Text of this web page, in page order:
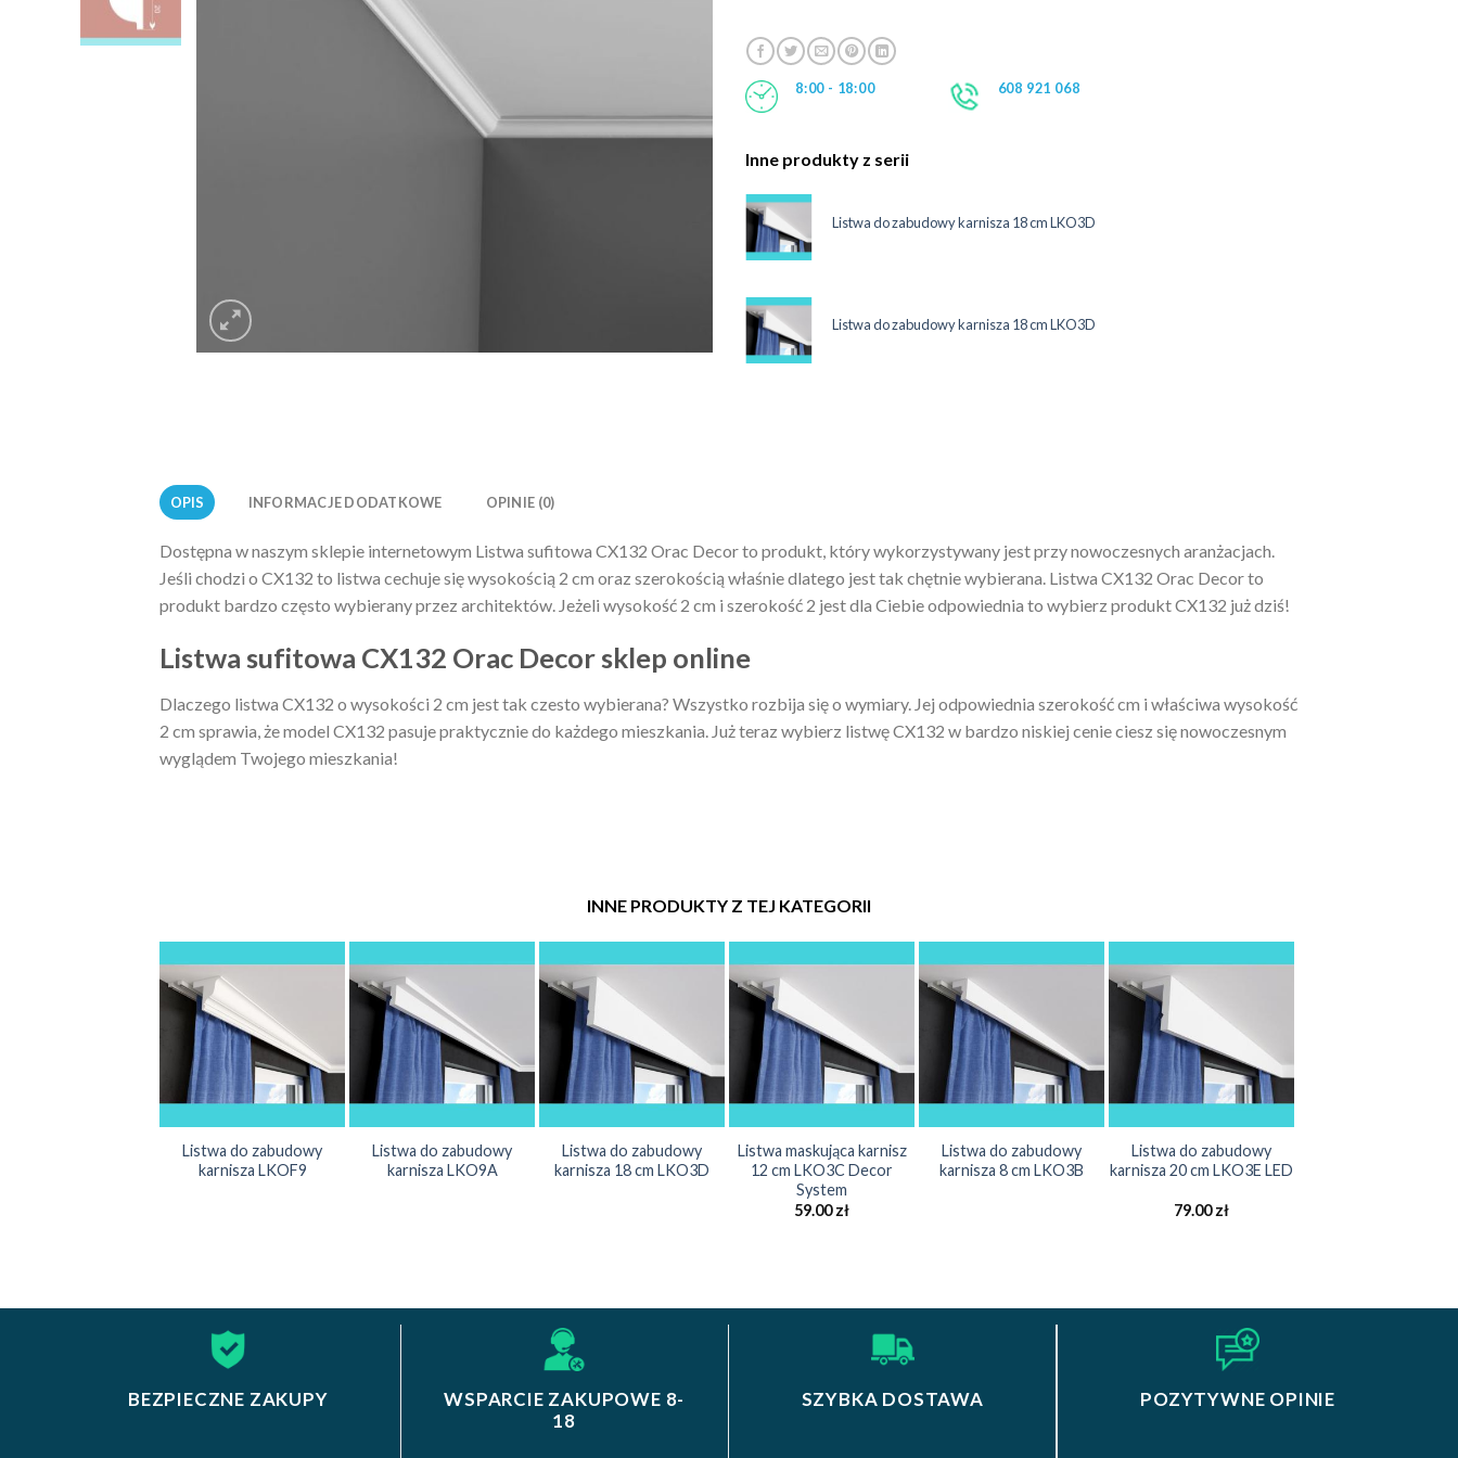
8:00 - 18:00 608 921 068
Inne produkty z serii
Listwa do zabudowy karnisza 18 cm LKO3D
Listwa do zabudowy karnisza 18 cm LKO3D
Listwa do zabudowy karnisza LKO9A
59.00zł
OPIS INFORMACJE DODATKOWE OPINIE (0)
Dostępna w naszym sklepie internetowym Listwa sufitowa CX132 Orac Decor to produkt, który wykorzystywany jest przy nowoczesnych aranżacjach.
Jeśli chodzi o CX132 to listwa cechuje się wysokością 2 cm oraz szerokością właśnie dlatego jest tak chętnie wybierana. Listwa CX132 Orac Decor to
produkt bardzo często wybierany przez architektów. Jeżeli wysokość 2 cm i szerokość 2 jest dla Ciebie odpowiednia to wybierz produkt CX132 już dziś!
Listwa sufitowa CX132 Orac Decor sklep online
Dlaczego listwa CX132 o wysokości 2 cm jest tak czesto wybierana? Wszystko rozbija się o wymiary. Jej odpowiednia szerokość cm i właściwa wysokość
2 cm sprawia, że model CX132 pasuje praktycznie do każdego mieszkania. Już teraz wybierz listwę CX132 w bardzo niskiej cenie ciesz się nowoczesnym
wyglądem Twojego mieszkania!
INNE PRODUKTY Z TEJ KATEGORII
Listwa do zabudowy
karnisza LKOF9
Listwa do zabudowy
karnisza LKO9A
Listwa do zabudowy
karnisza 18 cm LKO3D
Listwa maskująca karnisz
12 cm LKO3C Decor
System
59.00zł
Listwa do zabudowy
karnisza 8 cm LKO3B
Listwa do zabudowy
karnisza 20 cm LKO3E LED
79.00zł
BEZPIECZNE ZAKUPY
WSPARCIE ZAKUPOWE 8-
18
SZYBKA DOSTAWA POZYTYWNE OPINIE